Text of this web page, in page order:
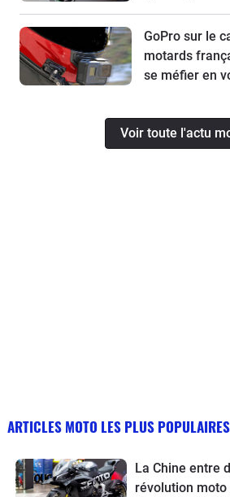
GoPro sur le
motards
se méfier en
Voir toute l'actu
ARTICLES MOTO LES PLUS POPULAIRES
La Chine entre
révolution